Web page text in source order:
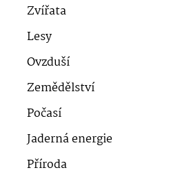
Zvířata
Lesy
Ovzduší
Zemědělství
Počasí
Jaderná energie
Příroda